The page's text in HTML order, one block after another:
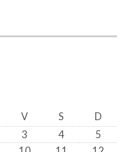
V S
D
3 4
5